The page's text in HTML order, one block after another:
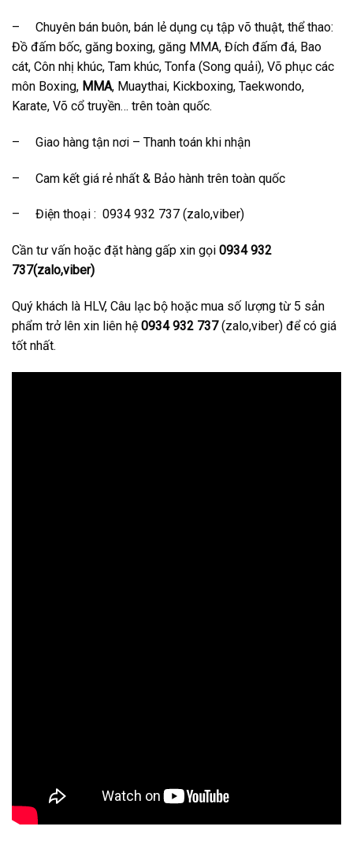
– Chuyên bán buôn, bán lẻ dụng cụ tập võ thuật, thể thao:
Đồ đấm bốc, găng boxing, găng MMA, Đích đấm đá, Bao
cát, Côn nhị khúc, Tam khúc, Tonfa (Song quải), Võ phục các
môn Boxing, MMA, Muaythai, Kickboxing, Taekwondo,
Karate, Võ cổ truyền… trên toàn quốc.
– Giao hàng tận nơi – Thanh toán khi nhận
– Cam kết giá rẻ nhất & Bảo hành trên toàn quốc
– Điện thoại : 0934 932 737 (zalo,viber)
Cần tư vấn hoặc đặt hàng gấp xin gọi 0934 932
737(zalo,viber)
Quý khách là HLV, Câu lạc bộ hoặc mua số lượng từ 5 sản
phẩm trở lên xin liên hệ 0934 932 737(zalo,viber) để có giá
tốt nhất.